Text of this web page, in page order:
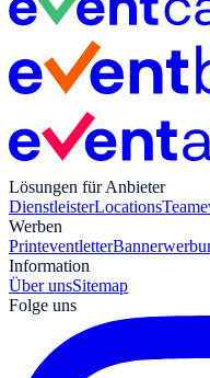
Lösungen für Anbieter
DienstleisterLocations
Werben
Printeventletter
Information
Über unsSitemap
Folge uns